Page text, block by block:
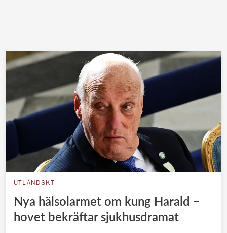
UTLÄNDSKT
Nya hälsolarmet om kung Harald –
hovet bekräftar sjukhusdramat